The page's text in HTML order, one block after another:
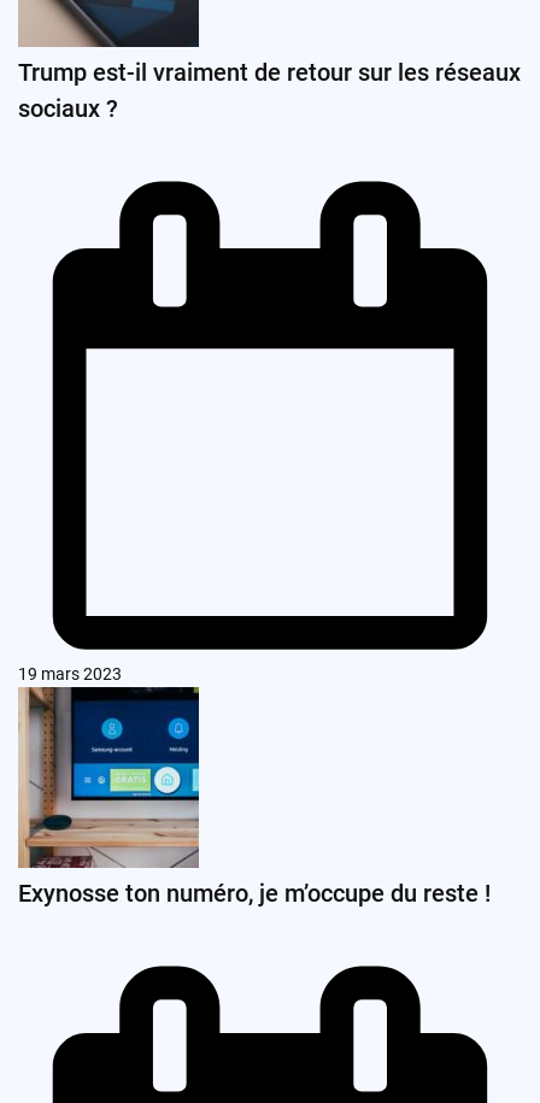
Trump est-il vraiment de retour sur les réseaux
sociaux ?
19 mars 2023
Exynosse ton numéro, je m’occupe du reste !